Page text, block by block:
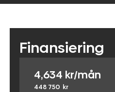
Finansiering
4,634 kr/mån
448 750 kr